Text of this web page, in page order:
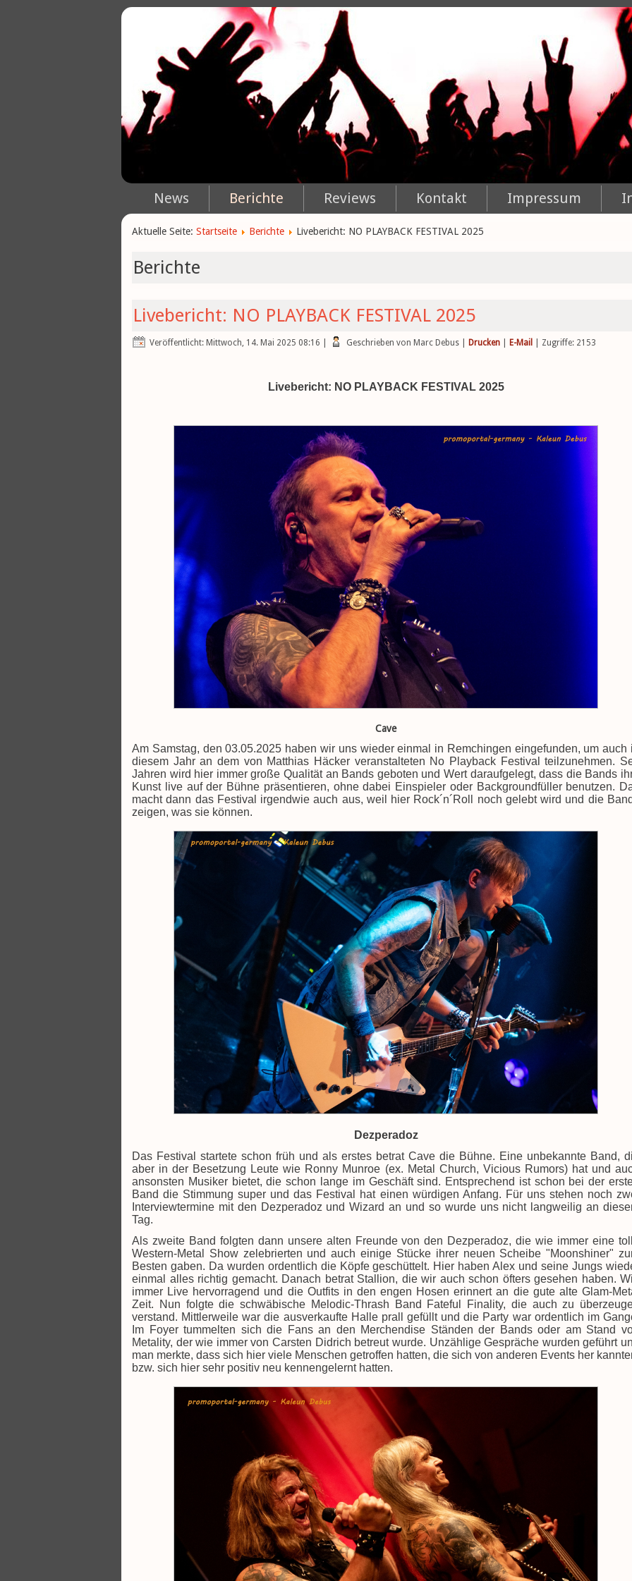
News Berichte Reviews Kontakt Impressum
Aktuelle Seite: Startseite Berichte Livebericht: NO PLAYBACK FESTIVAL 2025
Berichte
Livebericht: NO PLAYBACK FESTIVAL 2025
Veröffentlicht: Mittwoch, 14. Mai 2025 08:16 Geschrieben von Marc Debus Drucken E-Mail | Zugriffe: 2153
Livebericht: NO PLAYBACK FESTIVAL 2025
Cave
Am Samstag, den 03.05.2025 haben wir uns wieder einmal in Remchingen eingefunden, um auch
diesem Jahr an dem von Matthias Häcker veranstalteten No Playback Festival teilzunehmen.
Jahren wird hier immer große Qualität an Bands geboten und Wert daraufgelegt, dass die Bands
Kunst live auf der Bühne präsentieren, ohne dabei Einspieler oder Backgroundfüller benutzen.
macht dann das Festival irgendwie auch aus, weil hier Rock´n´Roll noch gelebt wird und die
zeigen, was sie können.
Dezperadoz
Das Festival startete schon früh und als erstes betrat Cave die Bühne. Eine unbekannte Band,
aber in der Besetzung Leute wie Ronny Munroe (ex. Metal Church, Vicious Rumors) hat und
ansonsten Musiker bietet, die schon lange im Geschäft sind. Entsprechend ist schon bei der
Band die Stimmung super und das Festival hat einen würdigen Anfang. Für uns stehen noch
Interviewtermine mit den Dezperadoz und Wizard an und so wurde uns nicht langweilig an
Tag.
Als zweite Band folgten dann unsere alten Freunde von den Dezperadoz, die wie immer eine
Western-Metal Show zelebrierten und auch einige Stücke ihrer neuen Scheibe "Moonshiner"
Besten gaben. Da wurden ordentlich die Köpfe geschüttelt. Hier haben Alex und seine Jungs
einmal alles richtig gemacht. Danach betrat Stallion, die wir auch schon öfters gesehen haben.
immer Live hervorragend und die Outfits in den engen Hosen erinnert an die gute alte Glam-
Zeit. Nun folgte die schwäbische Melodic-Thrash Band Fateful Finality, die auch zu
verstand. Mittlerweile war die ausverkaufte Halle prall gefüllt und die Party war ordentlich im
Im Foyer tummelten sich die Fans an den Merchendise Ständen der Bands oder am Stand
Metality, der wie immer von Carsten Didrich betreut wurde. Unzählige Gespräche wurden geführt
man merkte, dass sich hier viele Menschen getroffen hatten, die sich von anderen Events her
bzw. sich hier sehr positiv neu kennengelernt hatten.